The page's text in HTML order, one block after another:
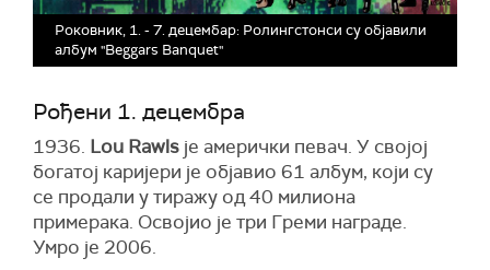
Роковник, 1. - 7. децембар: Ролингстонси су објавили
албум "Beggars Banquet"
Рођени 1. децембра
1936. Lou Rawls је амерички певач. У својој
богатој каријери је објавио 61 албум, који су
се продали у тиражу од 40 милиона
примерака. Освојио је три Греми награде.
Умро је 2006.